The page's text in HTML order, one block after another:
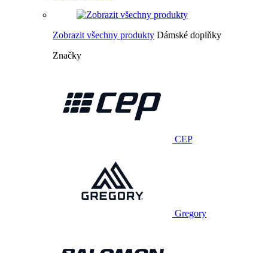
Zobrazit všechny produkty Dámské doplňky
Značky
CEP
Gregory